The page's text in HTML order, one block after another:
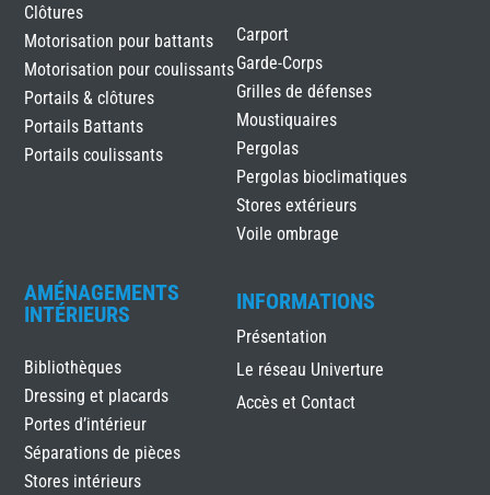
Clôtures
Motorisation pour battants
Motorisation pour coulissants
Portails & clôtures
Portails Battants
Portails coulissants
Carport
Garde-Corps
Grilles de défenses
Moustiquaires
Pergolas
Pergolas bioclimatiques
Stores extérieurs
Voile ombrage
AMÉNAGEMENTS
INTÉRIEURS
Bibliothèques
Dressing et placards
Portes d’intérieur
Séparations de pièces
Stores intérieurs
INFORMATIONS
Présentation
Le réseau Univerture
Accès et Contact